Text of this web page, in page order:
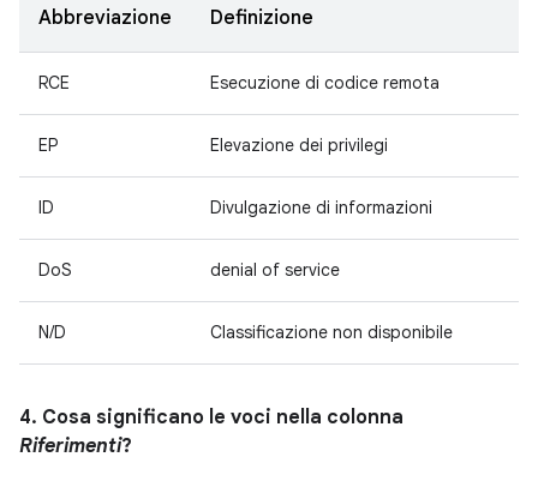
Abbreviazione Definizione
RCE Esecuzione di codice remota
EP Elevazione dei privilegi
ID Divulgazione di informazioni
DoS denial of service
N/D Classificazione non disponibile
4. Cosa significano le voci nella colonna
Riferimenti?